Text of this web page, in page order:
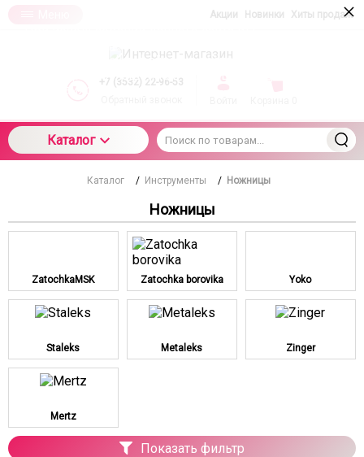
Акции Новинки Хиты продаж
+7 (3532) 22-96-53
Каталог
Каталог / Инструменты / Ножницы
Ножницы
ZatochkaMSK Zatochka borovika Yoko
Staleks Metaleks Zinger
Mertz
Показать фильтр
подтверждаете свое согласие на использование
компанией cookie-файлов в соответствии с
настоящим соглашением в отношении данного
×